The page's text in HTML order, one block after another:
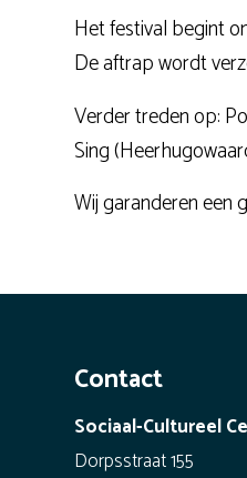
Het festival begint
De aftrap wordt
Verder treden op:
Sing
Wij garanderen een
Contact
Sociaal-Cultureel
Dorpsstraat 155